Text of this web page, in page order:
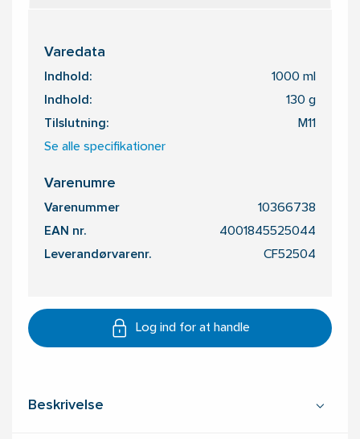
Varedata
Indhold: 1000 ml
Indhold: 130 g
Tilslutning: M11
Se alle specifikationer
Varenumre
Varenummer 10366738
EAN nr. 4001845525044
Leverandørvarenr. CF52504
Log ind for at handle
Beskrivelse